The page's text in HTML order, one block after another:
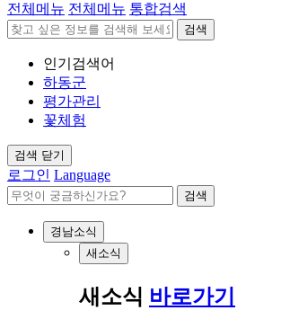
전체메뉴 전체메뉴 통합검색
검색
인기검색어
하동군
평가관리
꽃체험
검색 닫기
로그인 Language
검색
경남소식
새소식
새소식 바로가기